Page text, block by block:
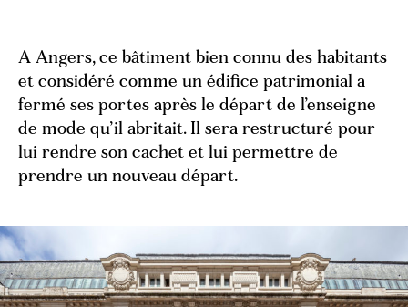
Télécharger la revue
Télécharger la plaquette
A Angers, ce bâtiment bien connu des habitants
et considéré comme un édifice patrimonial a
fermé ses portes après le départ de l’enseigne
de mode qu’il abritait. Il sera restructuré pour
lui rendre son cachet et lui permettre de
prendre un nouveau départ.